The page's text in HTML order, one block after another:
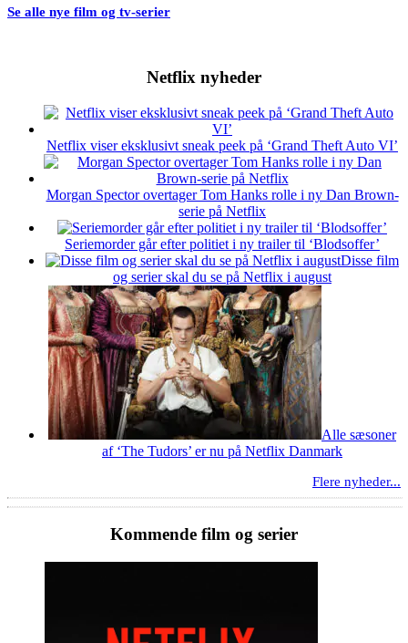
Se alle nye film og tv-serier
Netflix nyheder
Netflix viser eksklusivt sneak peek på ‘Grand Theft Auto VI’
Morgan Spector overtager Tom Hanks rolle i ny Dan Brown-
serie på Netflix
Seriemorder går efter politiet i ny trailer til ‘Blodsoffer’
Disse film
og serier skal du se på Netflix i august
Alle sæsoner
af ‘The Tudors’ er nu på Netflix Danmark
Flere nyheder...
Kommende film og serier